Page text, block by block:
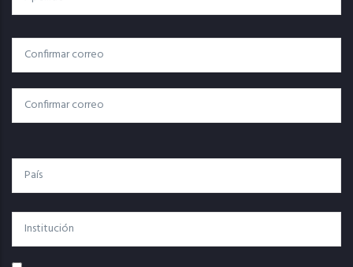
Correo
Electrónico
Correo Electrónico
Confirmar Correo
País
Institución